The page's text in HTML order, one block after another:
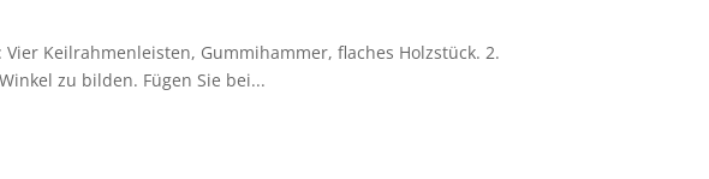
Keilrahmenleisten, Gummihammer, flaches Holzstück. 2.
zu bilden. Fügen Sie bei...